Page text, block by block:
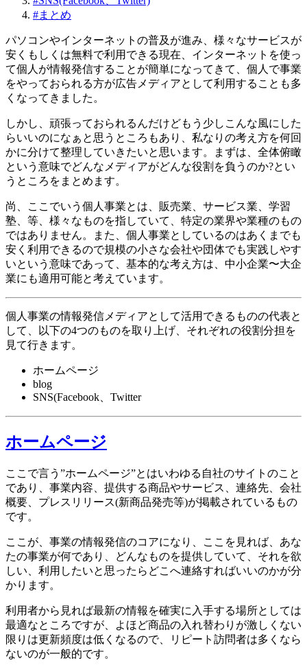
#まとめ
パソコンやインターネットの普及が進み、様々なサービスが
安くもしくは無料で利用できる現在、インターネットを使っ
て個人が情報発信することが簡単になってきて、個人で事業
をやっておられる方が広告メディアとして利用することも多
くなってきました。
しかし、頑張っておられるんだけどもう少しこんな風にした
らいいのになぁと思うところもあり、私なりの考え方を何回
かに分けて整理していきたいと思います。まずは、全体俯瞰
という意味でどんなメディアがどんな役割を負うのか?とい
うところをまとめます。
尚、ここでいう個人事業とは、販売業、サービス業、学習
塾、等、様々なものを指していて、特定の業界や業種のもの
ではありません。また、個人事業としているのはあくまでも
安く利用できるので規模の小さな会社や団体でも実践しやす
いという意味であって、基本的な考え方は、中小企業〜大企
業にも適用可能と考えています。
個人事業の情報発信メディアとして活用できるものの代表と
して、以下の4つのものを取り上げ、それぞれの役割分担を
見て行きます。
ホームページ
blog
SNS(Facebook、Twitter
ホームページ
ここで言う”ホームページ”とはいわゆる自社のサイトのこと
であり、事業内容、提供する商品やサービス、連絡先、会社
概要、プレスリリース(新商品発売等)が掲載されているもの
です。
ここが、事業の情報発信のコアになり、ここを見れば、あな
たの事業が何であり、どんなものを提供していて、それを欲
しい、利用したいと思ったらどこへ連絡すればいいのかが分
かります。
利用者から見れば最新の情報を確実に入手する場所としては
最適なところですが、よほど商品の入れ替わりが激しくない
限りは更新頻度は低くなるので、リピート訪問者は多くなら
ないのが一般的です。